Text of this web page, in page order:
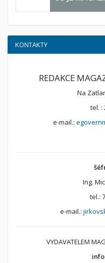
KONTAKTY
REDAKCE
Na
tel. :
e-mail.:
Ing.
tel.:
e-mail.:
VYDAVATELEM